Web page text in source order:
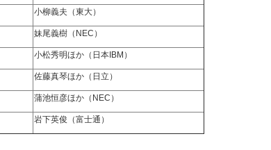
小柳義夫（東大）
妹尾義樹（NEC）
小松秀明ほか（日本IBM）
佐藤真琴ほか（日立）
蒲池恒彦ほか（NEC）
岩下英俊（富士通）